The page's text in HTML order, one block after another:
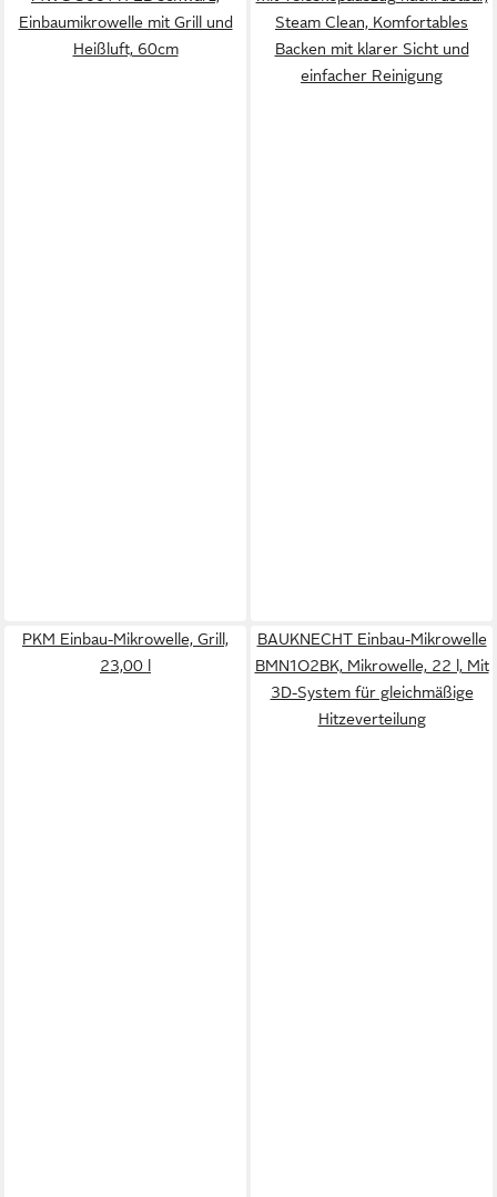
Einbaumikrowelle mit Grill und
Heißluft, 60cm
Steam Clean, Komfortables
Backen mit klarer Sicht und
einfacher Reinigung
PKM Einbau-Mikrowelle, Grill,
23,00 l
BAUKNECHT Einbau-Mikrowelle
BMN1O2BK, Mikrowelle, 22 l, Mit
3D-System für gleichmäßige
Hitzeverteilung